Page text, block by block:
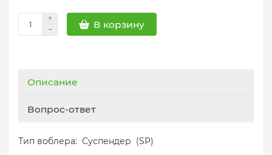
В корзину
Описание
Вопрос-ответ
Тип воблера: Суспендер (SP)